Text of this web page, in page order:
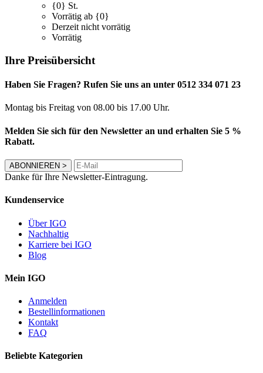
{0} St.
Vorrätig ab {0}
Derzeit nicht vorrätig
Vorrätig
Ihre Preisübersicht
Haben Sie Fragen? Rufen Sie uns an unter 0512 334 071 23
Montag bis Freitag von 08.00 bis 17.00 Uhr.
Melden Sie sich für den Newsletter an und erhalten Sie 5 %
Rabatt.
ABONNIEREN >
Danke für Ihre Newsletter-Eintragung.
Kundenservice
Über IGO
Nachhaltig
Karriere bei IGO
Blog
Mein IGO
Anmelden
Bestellinformationen
Kontakt
FAQ
Beliebte Kategorien